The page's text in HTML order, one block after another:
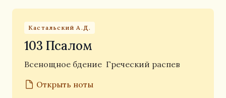
Кастальский А.Д.
103 Псалом
Всенощное бдение Греческий распев
Открыть ноты